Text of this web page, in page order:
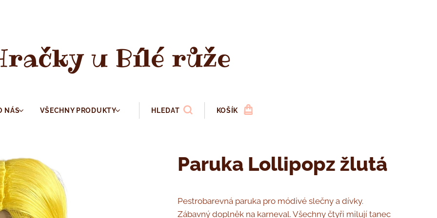
u Bílé růže
NÁS VŠECHNY PRODUKTY HLEDAT KOŠÍK
Paruka Lollipopz žlutá
Pestrobarevná paruka pro módivé slečny a dívky.
Zábavný doplněk na karneval. Všechny čtyři milují tanec